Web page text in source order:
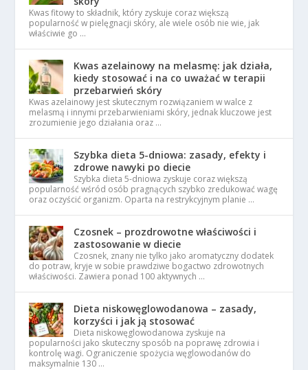
Kwas fitowy to składnik, który zyskuje coraz większą
popularność w pielęgnacji skóry, ale wiele osób nie wie, jak
właściwie go …
Kwas azelainowy na melasmę: jak działa,
kiedy stosować i na co uważać w terapii
przebarwień skóry
Kwas azelainowy jest skutecznym rozwiązaniem w walce z
melasmą i innymi przebarwieniami skóry, jednak kluczowe jest
zrozumienie jego działania oraz …
Szybka dieta 5-dniowa: zasady, efekty i
zdrowe nawyki po diecie
Szybka dieta 5-dniowa zyskuje coraz większą
popularność wśród osób pragnących szybko zredukować wagę
oraz oczyścić organizm. Oparta na restrykcyjnym planie …
Czosnek – prozdrowotne właściwości i
zastosowanie w diecie
Czosnek, znany nie tylko jako aromatyczny dodatek
do potraw, kryje w sobie prawdziwe bogactwo zdrowotnych
właściwości. Zawiera ponad 100 aktywnych …
Dieta niskowęglowodanowa – zasady,
korzyści i jak ją stosować
Dieta niskowęglowodanowa zyskuje na
popularności jako skuteczny sposób na poprawę zdrowia i
kontrolę wagi. Ograniczenie spożycia węglowodanów do
maksymalnie 130 …